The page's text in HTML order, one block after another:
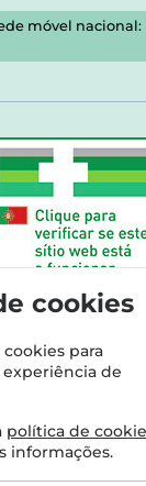
móvel nacional:
se autorizada
e produtos
| Se
ou
nos seguintes
Raquel
cookies
para
experiência de
política de
informações.